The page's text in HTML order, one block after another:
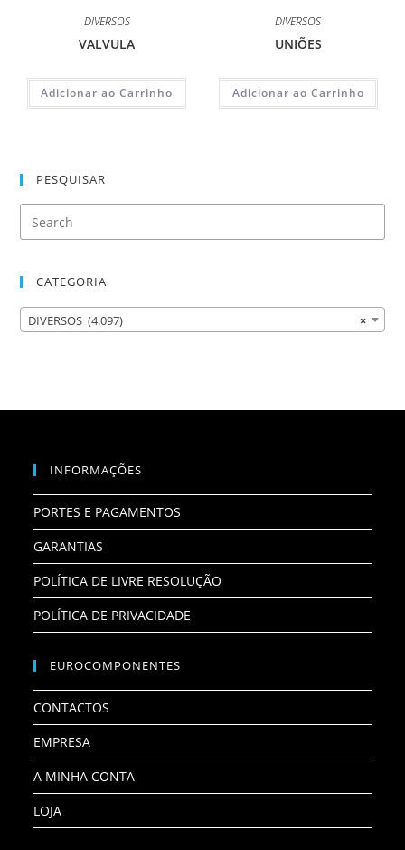
DIVERSOS
VALVULA
Adicionar ao Carrinho
DIVERSOS
UNIÕES
Adicionar ao Carrinho
PESQUISAR
CATEGORIA
×
DIVERSOS (4.097)
INFORMAÇÕES
PORTES E PAGAMENTOS
GARANTIAS
POLÍTICA DE LIVRE RESOLUÇÃO
POLÍTICA DE PRIVACIDADE
EUROCOMPONENTES
CONTACTOS
EMPRESA
A MINHA CONTA
LOJA